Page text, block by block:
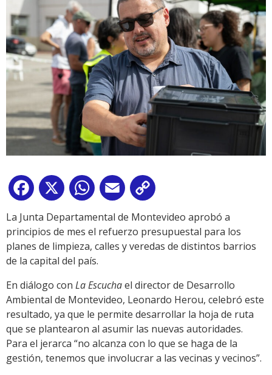
Facebook
X WhatsApp
Email
Link
La Junta Departamental de Montevideo aprobó a
principios de mes el refuerzo presupuestal para los
planes de limpieza, calles y veredas de distintos barrios
de la capital del país.
En diálogo con La Escuchael director de Desarrollo
Ambiental de Montevideo, Leonardo Herou, celebró este
resultado, ya que le permite desarrollar la hoja de ruta
que se plantearon al asumir las nuevas autoridades.
Para el jerarca “no alcanza con lo que se haga de la
gestión, tenemos que involucrar a las vecinas y vecinos”.